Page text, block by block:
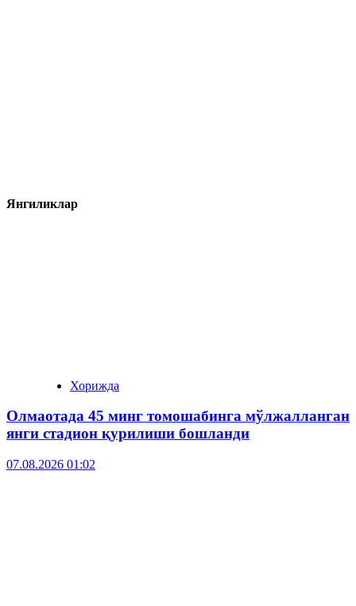
Янгиликлар
Хорижда
Олмаотада 45 минг томошабинга мўлжалланган
янги стадион қурилиши бошланди
07.08.2026 01:02